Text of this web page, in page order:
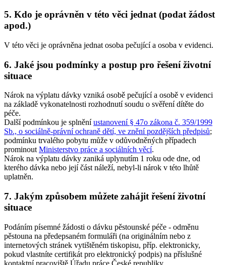
5. Kdo je oprávněn v této věci jednat (podat žádost
apod.)
V této věci je oprávněna jednat osoba pečující a osoba v evidenci.
6. Jaké jsou podmínky a postup pro řešení životní
situace
Nárok na výplatu dávky vzniká osobě pečující a osobě v evidenci
na základě vykonatelnosti rozhodnutí soudu o svěření dítěte do
péče.
Další podmínkou je splněníustanovení § 47o zákona č. 359/1999
Sb., o sociálně-právní ochraně dětí, ve znění pozdějších předpisů;
podmínku trvalého pobytu může v odůvodněných případech
prominoutMinisterstvo práce a sociálních věcí.
Nárok na výplatu dávky zaniká uplynutím 1 roku ode dne, od
kterého dávka nebo její část náleží, nebyl-li nárok v této lhůtě
uplatněn.
7. Jakým způsobem můžete zahájit řešení životní
situace
Podáním písemné žádosti o dávku pěstounské péče - odměnu
pěstouna na předepsaném formuláři (na originálním nebo z
internetových stránek vytištěném tiskopisu, příp. elektronicky,
pokud vlastníte certifikát pro elektronický podpis) na příslušné
kontaktní pracoviště Úřadu práce České republiky.